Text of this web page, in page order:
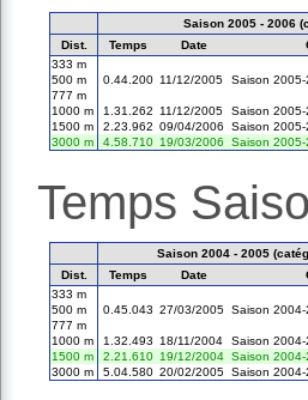
Saison 2005 - 2006
Dist.
Temps Date
333 m
500 m
0.44.200 11/12/2005 Saison 2005-
777 m
1000 m
1.31.262 11/12/2005 Saison 2005-
1500 m
2.23.962 09/04/2006 Saison 2005-
3000 m
4.58.710 19/03/2006 Saison 2005-
Temps
Saison 2004 - 2005
Dist.
Temps Date
333 m
500 m
0.45.043 27/03/2005 Saison
777 m
1000 m
1.32.493 18/11/2004 Saison
1500 m
2.21.610 19/12/2004 Saison 2004-
3000 m
5.04.580 20/02/2005 Saison